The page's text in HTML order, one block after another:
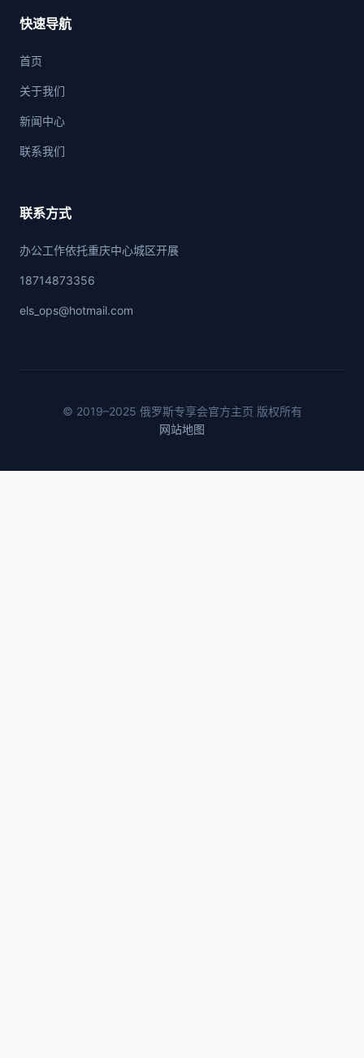
快速导航
首页
关于我们
新闻中心
联系我们
联系方式
办公工作依托重庆中心城区开展
18714873356
els_ops@hotmail.com
© 2019–2025 俄罗斯专享会官方主页 版权所有
网站地图